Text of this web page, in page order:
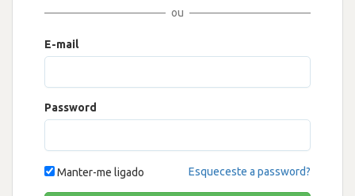
ou
E-mail
Password
Manter-me ligado Esqueceste a password?